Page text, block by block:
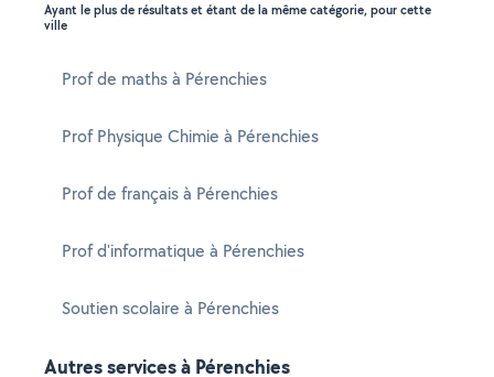
Ayant le plus de résultats et étant de la même catégorie, pour cette
ville
Prof de maths à Pérenchies
Prof Physique Chimie à Pérenchies
Prof de français à Pérenchies
Prof d'informatique à Pérenchies
Soutien scolaire à Pérenchies
Autres services à Pérenchies